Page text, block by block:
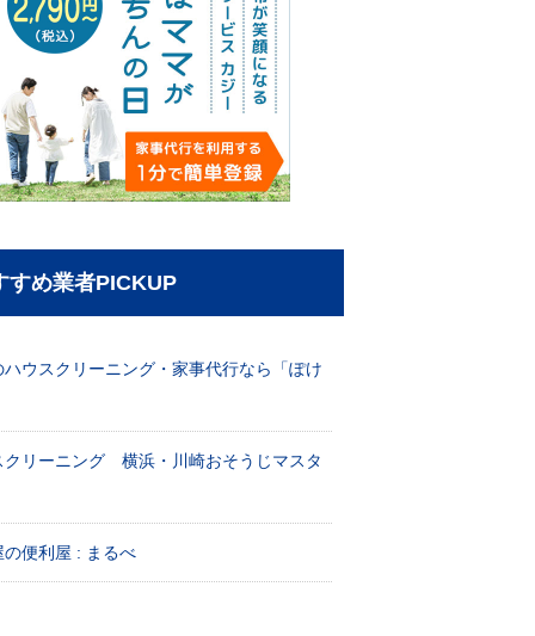
すめ業者PICKUP
ハウスクリーニング・家事代行なら「ぽけ
クリーニング 横浜・川崎おそうじマスタ
の便利屋 : まるべ